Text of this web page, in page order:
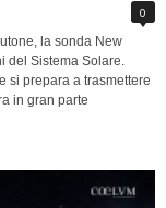
0
la sonda New
del Sistema Solare.
si prepara a trasmettere
in gran parte